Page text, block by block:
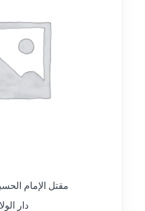
مقتل الإمام
دار